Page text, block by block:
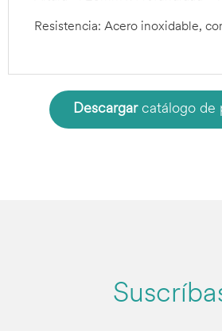
Resistencia: Acero inoxidable,
Descargarcatálogo de